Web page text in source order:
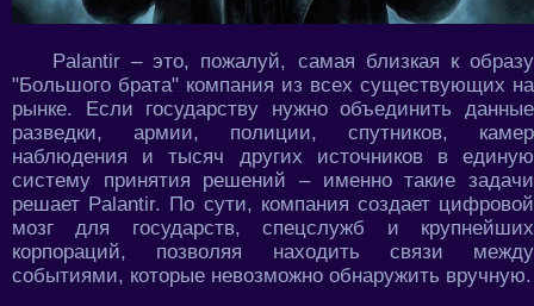
Palantir – это, пожалуй, самая близкая к образу
"Большого брата" компания из всех существующих на
рынке. Если государству нужно объединить данные
разведки, армии, полиции, спутников, камер
наблюдения и тысяч других источников в единую
систему принятия решений – именно такие задачи
решает Palantir. По сути, компания создает цифровой
мозг для государств, спецслужб и крупнейших
корпораций, позволяя находить связи между
событиями, которые невозможно обнаружить вручную.